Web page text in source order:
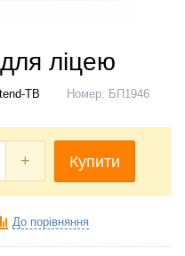
ліцею
TB Номер: БП1946
+ Купити
До порівняння